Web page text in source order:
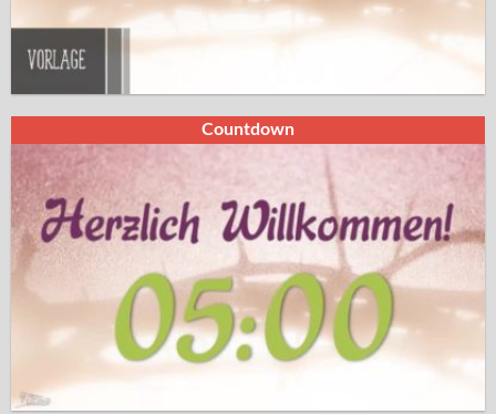
Countdown